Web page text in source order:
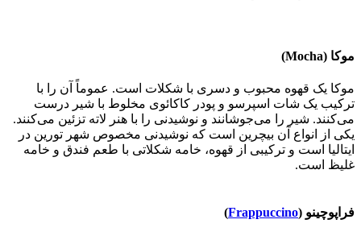
موکا (Mocha)
موکا یک قهوه محبوب و دسری با شکلات است. عموماً آن را با
ترکیب یک شات اسپرسو و پودر کاکائوی مخلوط با شیر درست
می‌کنند. شیر را می‌جوشانند و نوشیدنی را با هنر لاته تزئین می‌کنند.
یکی از انواع آن بیچرین است که نوشیدنی مخصوص شهر تورین در
ایتالیا است و ترکیبی از قهوه، خامه شکلاتی با طعم فندق و خامه
غلیظ است.
فراپوچینو (Frappuccino
)